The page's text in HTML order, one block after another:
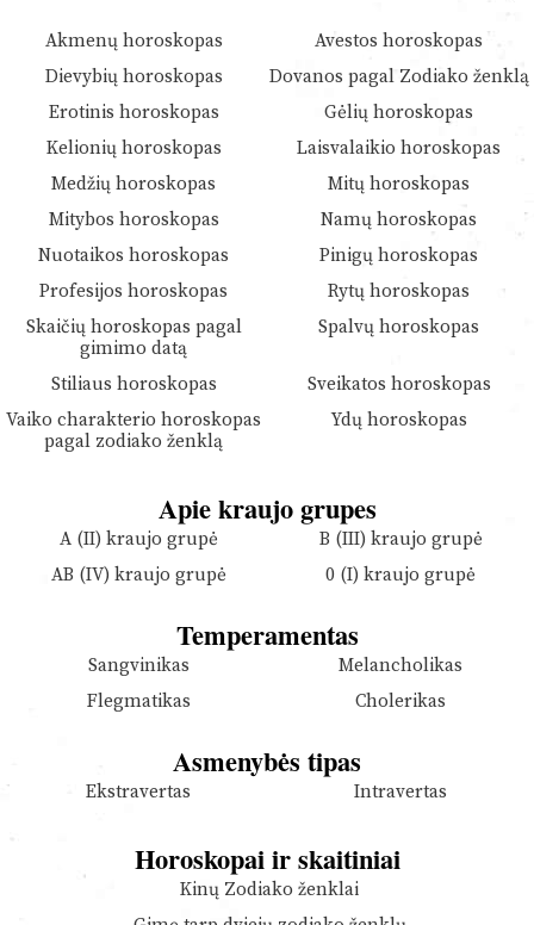
Akmenų horoskopas
Avestos horoskopas
Dievybių horoskopas
Dovanos pagal Zodiako ženklą
Erotinis horoskopas
Gėlių horoskopas
Kelionių horoskopas
Laisvalaikio horoskopas
Medžių horoskopas
Mitų horoskopas
Mitybos horoskopas
Namų horoskopas
Nuotaikos horoskopas
Pinigų horoskopas
Profesijos horoskopas
Rytų horoskopas
Skaičių horoskopas pagal
gimimo datą
Spalvų horoskopas
Stiliaus horoskopas
Sveikatos horoskopas
Vaiko charakterio horoskopas
pagal zodiako ženklą
Ydų horoskopas
Apie kraujo grupes
A (II) kraujo grupė
B (III) kraujo grupė
AB (IV) kraujo grupė
0 (I) kraujo grupė
Temperamentas
Sangvinikas
Melancholikas
Flegmatikas
Cholerikas
Asmenybės tipas
Ekstravertas Intravertas
Horoskopai ir skaitiniai
Kinų Zodiako ženklai